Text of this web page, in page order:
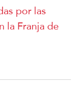
por las
la Franja de